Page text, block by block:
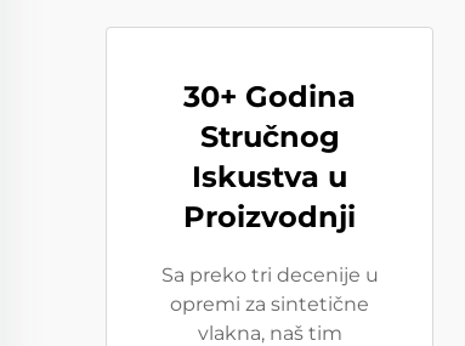
30+ Godina
Stručnog
Iskustva u
Proizvodnji
Sa preko tri decenije u
opremi za sintetične
vlakna, naš tim